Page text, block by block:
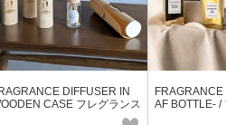
DIFFUSER IN
CASE フレグランス
AF BOTTLE- /